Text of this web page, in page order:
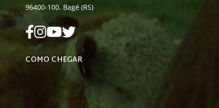
96400-100. Bagé (RS)
COMO CHEGAR